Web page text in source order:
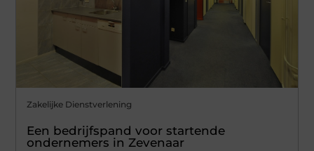
Zakelijke Dienstverlening
Een bedrijfspand voor startende
ondernemers in Zevenaar